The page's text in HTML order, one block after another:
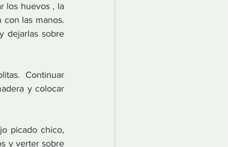
los huevos , la
con las manos.
dejarlas sobre
Continuar
y colocar
picado chico,
y verter sobre